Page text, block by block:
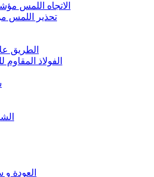
الاتجاه اللمس
تحذير اللمس
الطريق
الفولاذ
العودة